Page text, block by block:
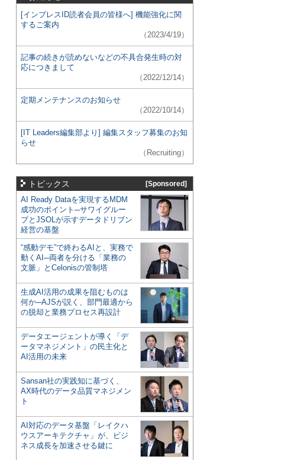
[インプレスID読者会員の皆様へ] 機能強化に関
するご案内
（2023/4/19）
記事の続きが読めないなどの不具合発生時の対
応につきまして
（2022/12/14）
定期メンテナンスのお知らせ
（2022/10/14）
[IT Leaders編集部より] 編集スタッフ募集のお知
らせ
（Recruiting）
トピックス [Sponsored]
AI Ready Dataを実現するMDM
成功のポイント─サワイグルー
プとJSOLが示すデータドリブン
経営の基盤
“感動デモ”で終わるAIと、実務で
動くAI─両者を分ける「業務の
文脈」とCelonisの管制塔
生成AI活用の成果を阻むものは
何か─AJSが説く、部門最適から
の脱却と業務プロセス再設計
データエージェントが導く「デ
ータマネジメント」の民主化と
AI活用の未来
Sansan社の実践知に基づく、
AX時代のデータ品質マネジメン
ト
AI対応のデータ基盤「レイクハ
ウスアーキテクチャ」が、ビジ
ネス成長を加速させる鍵に